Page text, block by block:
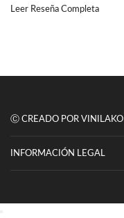
Leer Reseña Completa
Ⓒ CREADO POR VINILAKO
INFORMACIÓN LEGAL